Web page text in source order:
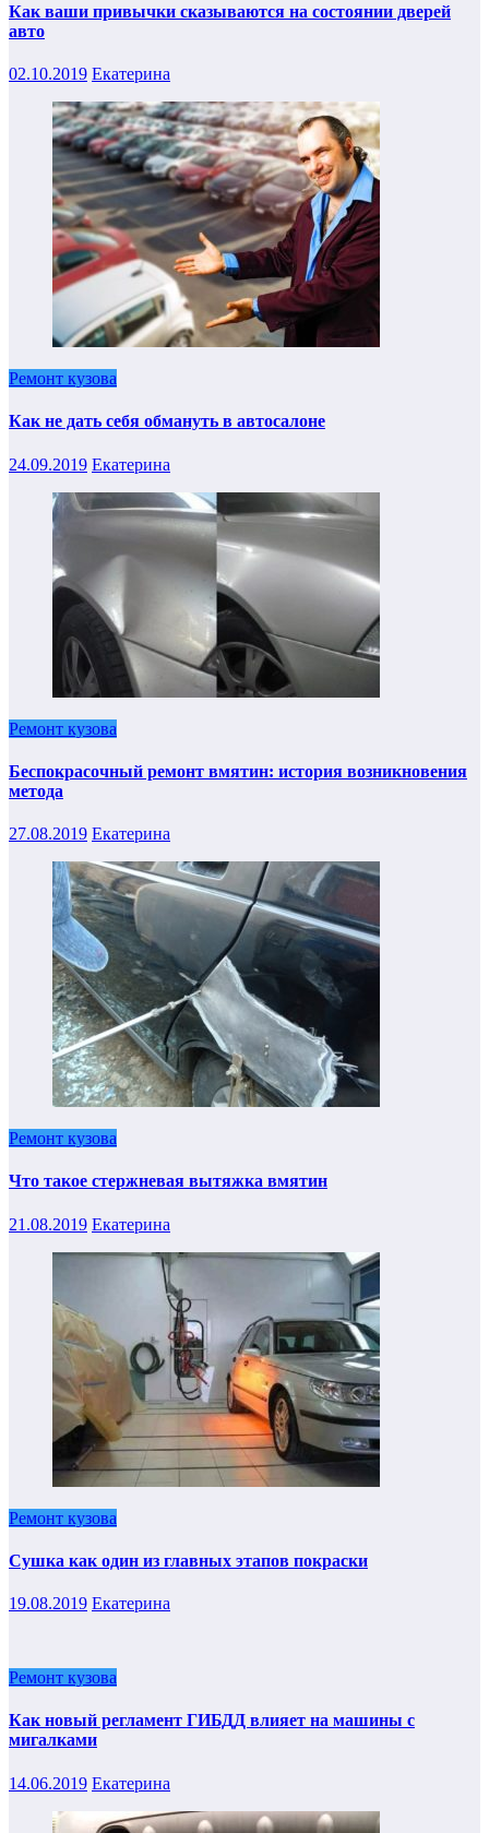
Как ваши привычки сказываются на состоянии дверей
авто
02.10.2019 Екатерина
Ремонт кузова
Как не дать себя обмануть в автосалоне
24.09.2019 Екатерина
Ремонт кузова
Беспокрасочный ремонт вмятин: история возникновения
метода
27.08.2019 Екатерина
Ремонт кузова
Что такое стержневая вытяжка вмятин
21.08.2019 Екатерина
Ремонт кузова
Сушка как один из главных этапов покраски
19.08.2019 Екатерина
Ремонт кузова
Как новый регламент ГИБДД влияет на машины с
мигалками
14.06.2019 Екатерина